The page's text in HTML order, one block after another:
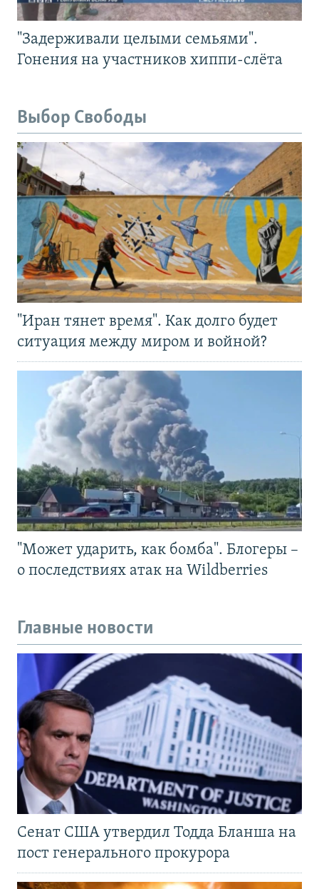
"Задерживали целыми семьями".
Гонения на участников хиппи-слёта
Выбор Свободы
"Иран тянет время". Как долго будет
ситуация между миром и войной?
"Может ударить, как бомба". Блогеры –
о последствиях атак на Wildberries
Главные новости
Сенат США утвердил Тодда Бланша на
пост генерального прокурора